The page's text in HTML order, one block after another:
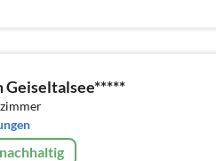
Geiseltalsee*****